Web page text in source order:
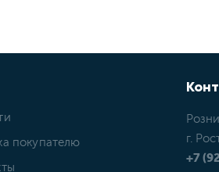
покупателю
г.
+7